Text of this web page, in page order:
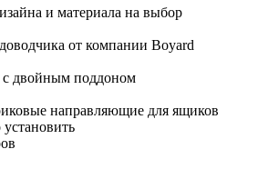
и материала на выбор
от компании Boyard
двойным поддоном
направляющие для ящиков